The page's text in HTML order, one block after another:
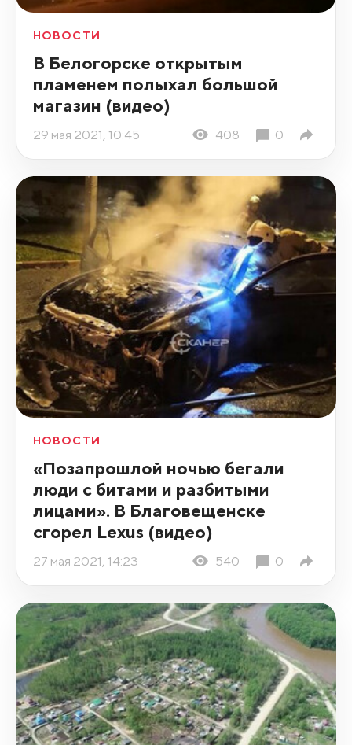
НОВОСТИ
В Белогорске открытым
пламенем полыхал большой
магазин (видео)
29 мая 2021, 10:45 408 0
НОВОСТИ
«Позапрошлой ночью бегали
люди с битами и разбитыми
лицами». В Благовещенске
сгорел Lexus (видео)
27 мая 2021, 14:23 540 0